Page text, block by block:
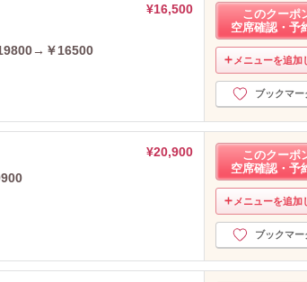
¥16,500
￥16500
このクーポ
空席確認・予
メニューを追加
ブックマー
¥20,900
このクーポ
空席確認・予
メニューを追加
ブックマー